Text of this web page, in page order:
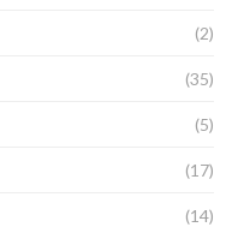
(2)
(35)
(5)
(17)
(14)